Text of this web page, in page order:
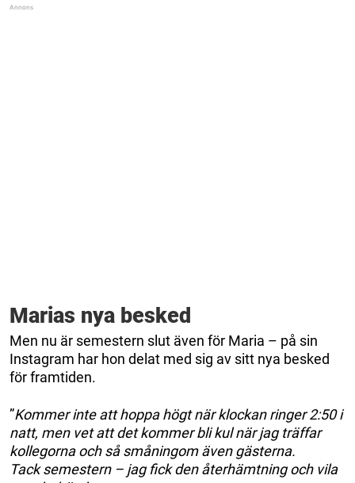
Marias nya besked
Men nu är semestern slut även för Maria – på sin
Instagram har hon delat med sig av sitt nya besked
för framtiden.
”Kommer inte att hoppa högt när klockan ringer 2:50 i
natt, men vet att det kommer bli kul när jag träffar
kollegorna och så småningom även gästerna.
Tack semestern – jag fick den återhämtning och vila